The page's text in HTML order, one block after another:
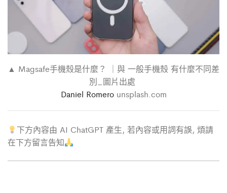
k
▲ Magsafe手機殼是什麼？ ｜與 一般手機殼 有什麼不同差
別_圖片出處
Daniel Romerounsplash.com
下方內容由 AI ChatGPT 產生, 若內容或用詞有誤, 煩請
在下方留言告知